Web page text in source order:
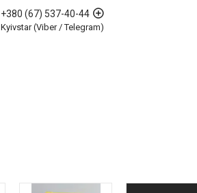
+380 (67) 537-40-44
Kyivstar (Viber / Telegram)